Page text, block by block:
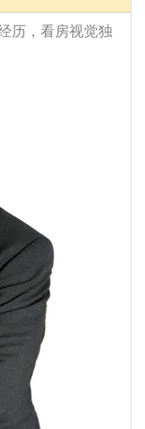
历，看房视觉独